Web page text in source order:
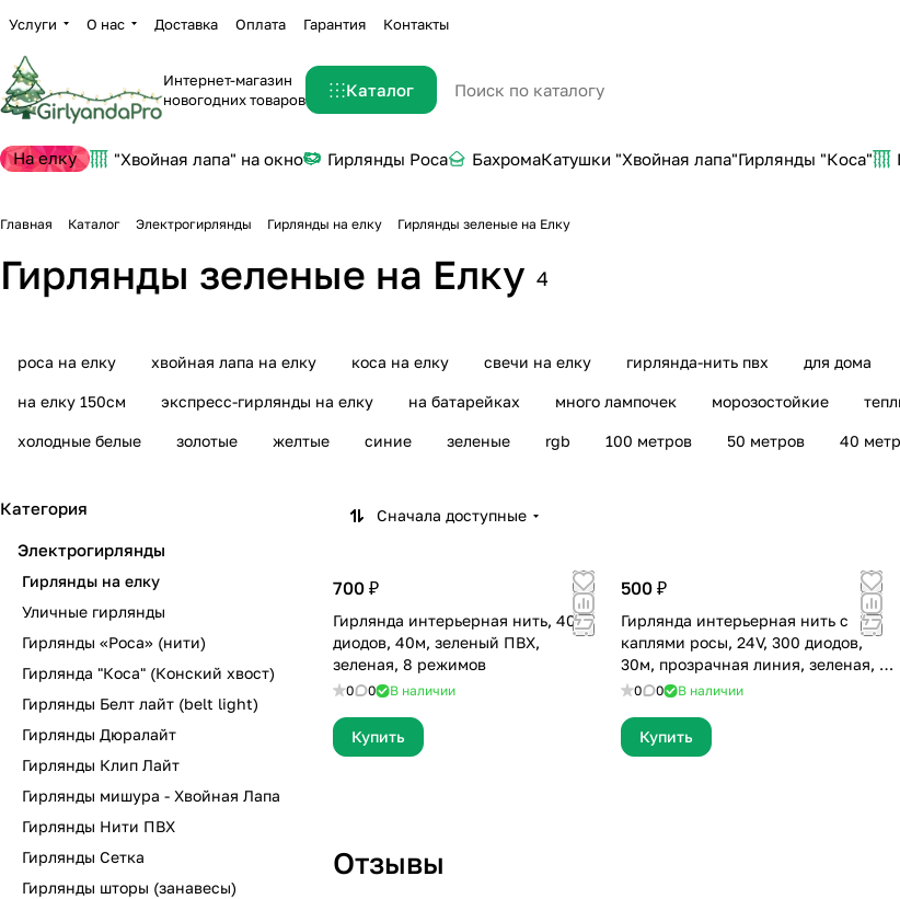
Услуги О нас Доставка Оплата Гарантия Контакты
Интернет-магазин
новогодних товаров
Каталог
На елку "Хвойная лапа" на окно Гирлянды Роса БахромаКатушки "Хвойная лапа"Гирлянды "Коса"
Главная Каталог Электрогирлянды Гирлянды на елку Гирлянды зеленые на Елку
Гирлянды зеленые на Елку 4
роса на елку хвойная лапа на елку коса на елку свечи на елку гирлянда-нить пвх для дома
на елку 150см экспресс-гирлянды на елку на батарейках много лампочек морозостойкие
холодные белые золотые желтые синие зеленые rgb 100 метров 50 метров 40
Сначала доступные
700 ₽
Гирлянда интерьерная нить, 400
диодов, 40м, зеленый ПВХ,
зеленая, 8 режимов
0 0 В наличии
Купить
500 ₽
Гирлянда интерьерная нить с
каплями росы, 24V, 300 диодов,
30м, прозрачная линия, зеленая, 8
режимов
0 0 В наличии
Купить
Отзывы
Категория
Электрогирлянды
Гирлянды на елку
Уличные гирлянды
Гирлянды «Роса» (нити)
Гирлянда "Коса" (Конский хвост)
Гирлянды Белт лайт (belt light)
Гирлянды Дюралайт
Гирлянды Клип Лайт
Гирлянды мишура - Хвойная Лапа
Гирлянды Нити ПВХ
Гирлянды Сетка
Гирлянды шторы (занавесы)